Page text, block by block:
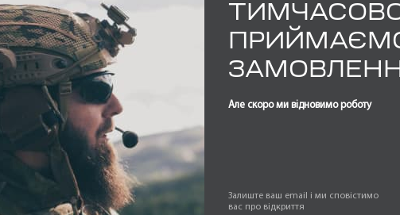
Але скоро ми відновимо роботу
Залиште ваш email і ми сповістимо
вас про відкриття